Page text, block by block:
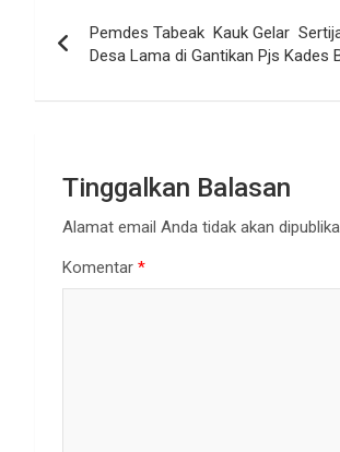
pos
Pemdes Tabeak Kauk Gelar
Desa Lama di Gantikan Pjs Kades
Tinggalkan Balasan
Alamat email Anda tidak akan
Komentar *